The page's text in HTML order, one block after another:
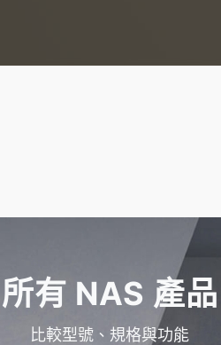
所有 NAS 產品
比較型號、規格與功能